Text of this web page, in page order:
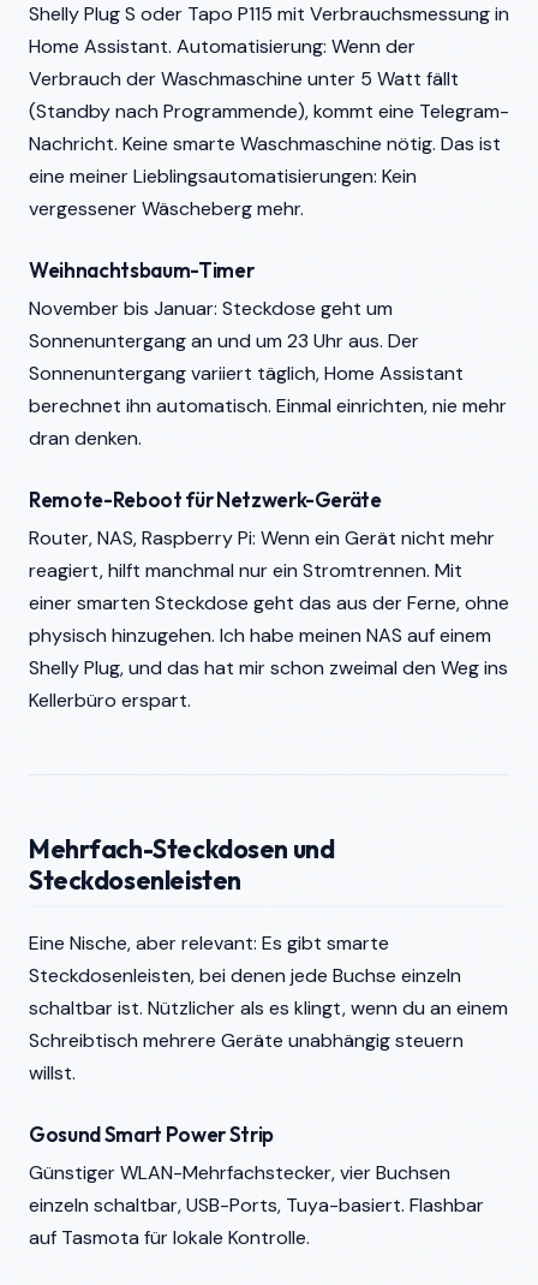
Shelly Plug S oder Tapo P115 mit Verbrauchsmessung in
Home Assistant. Automatisierung: Wenn der
Verbrauch der Waschmaschine unter 5 Watt fällt
(Standby nach Programmende), kommt eine Telegram-
Nachricht. Keine smarte Waschmaschine nötig. Das ist
eine meiner Lieblingsautomatisierungen: Kein
vergessener Wäscheberg mehr.
Weihnachtsbaum-Timer
November bis Januar: Steckdose geht um
Sonnenuntergang an und um 23 Uhr aus. Der
Sonnenuntergang variiert täglich, Home Assistant
berechnet ihn automatisch. Einmal einrichten, nie mehr
dran denken.
Remote-Reboot für Netzwerk-Geräte
Router, NAS, Raspberry Pi: Wenn ein Gerät nicht mehr
reagiert, hilft manchmal nur ein Stromtrennen. Mit
einer smarten Steckdose geht das aus der Ferne, ohne
physisch hinzugehen. Ich habe meinen NAS auf einem
Shelly Plug, und das hat mir schon zweimal den Weg ins
Kellerbüro erspart.
Mehrfach-Steckdosen und
Steckdosenleisten
Eine Nische, aber relevant: Es gibt smarte
Steckdosenleisten, bei denen jede Buchse einzeln
schaltbar ist. Nützlicher als es klingt, wenn du an einem
Schreibtisch mehrere Geräte unabhängig steuern
willst.
Gosund Smart Power Strip
Günstiger WLAN-Mehrfachstecker, vier Buchsen
einzeln schaltbar, USB-Ports, Tuya-basiert. Flashbar
auf Tasmota für lokale Kontrolle.